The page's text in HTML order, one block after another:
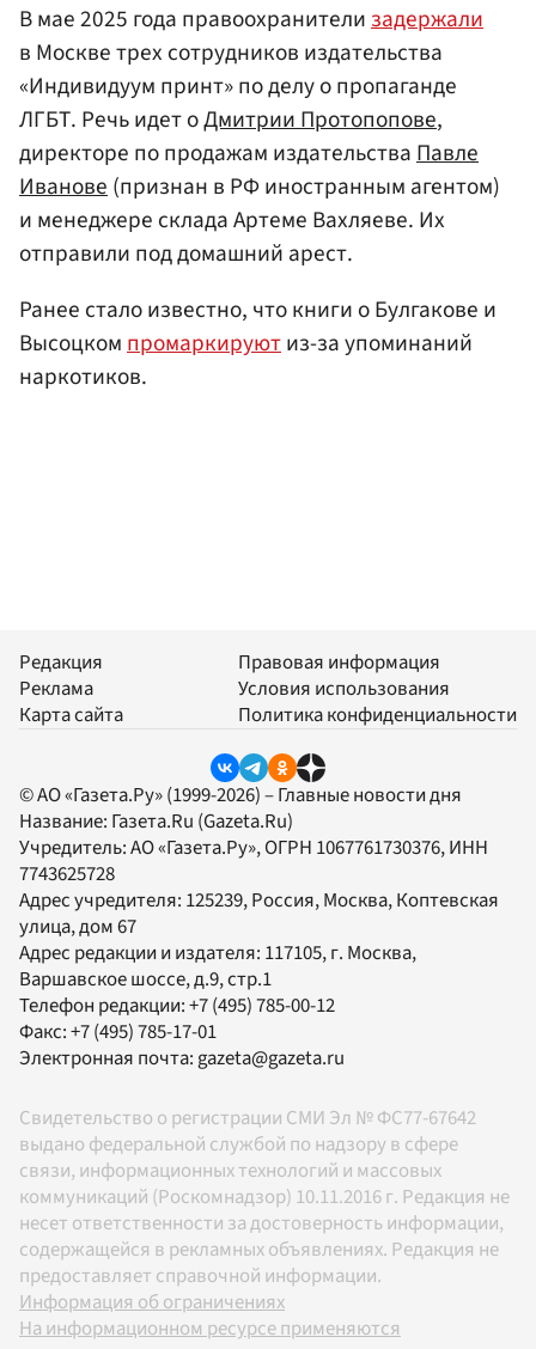
В мае 2025 года правоохранителизадержали
в Москве трех сотрудников издательства
«Индивидуум принт» по делу о пропаганде
ЛГБТ. Речь идет оДмитрии Протопопове,
директоре по продажам издательстваПавле
Иванове(признан в РФ иностранным агентом)
и менеджере склада Артеме Вахляеве. Их
отправили под домашний арест.
Ранее стало известно, что книги о Булгакове и
Высоцкомпромаркируютиз-за упоминаний
наркотиков.
Редакция
Реклама
Карта сайта
Правовая информация
Условия использования
Политика конфиденциальности
© АО «Газета.Ру» (1999-2026) – Главные новости дня
Название: Газета.Ru (Gazeta.Ru)
Учредитель:АО «Газета.Ру», ОГРН 1067761730376, ИНН
7743625728
Адрес учредителя: 125239, Россия, Москва, Коптевская
улица, дом 67
Адрес редакции и издателя: 117105, г. Москва,
Варшавское шоссе, д.9, стр.1
Телефон редакции:+7 (495) 785-00-12
Факс:+7 (495) 785-17-01
Электронная почта: gazeta@gazeta.ru
Свидетельство о регистрации СМИ Эл № ФС77-67642
выдано федеральной службой по надзору в сфере
связи, информационных технологий и массовых
коммуникаций (Роскомнадзор) 10.11.2016 г. Редакция не
несет ответственности за достоверность информации,
содержащейся в рекламных объявлениях. Редакция не
предоставляет справочной информации.
Информация об ограничениях
На информационном ресурсе применяются